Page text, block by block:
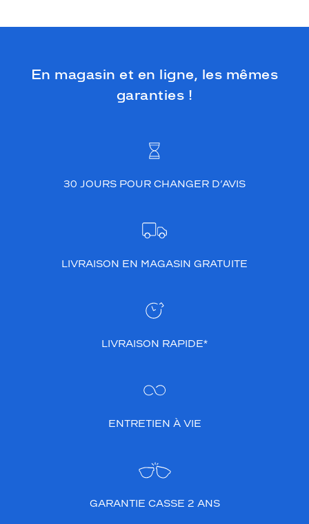
En magasin et en ligne, les mêmes
garanties !
30 JOURS POUR CHANGER D’AVIS
LIVRAISON EN MAGASIN GRATUITE
LIVRAISON RAPIDE*
ENTRETIEN À VIE
GARANTIE CASSE 2 ANS